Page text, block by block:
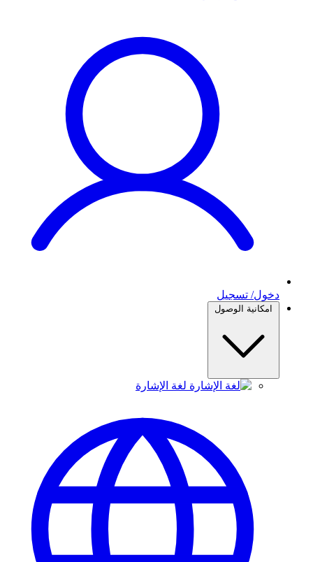
دخول/ تسجيل
امكانية الوصول
لغة الإشارة